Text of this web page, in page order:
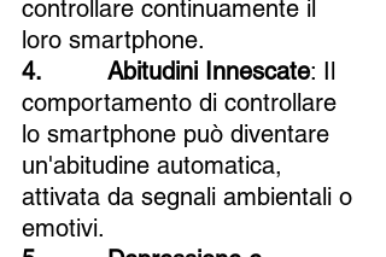
controllare continuamente il
loro smartphone.
4.         Abitudini Innescate: Il
comportamento di controllare
lo smartphone può diventare
un'abitudine automatica,
attivata da segnali ambientali o
emotivi.